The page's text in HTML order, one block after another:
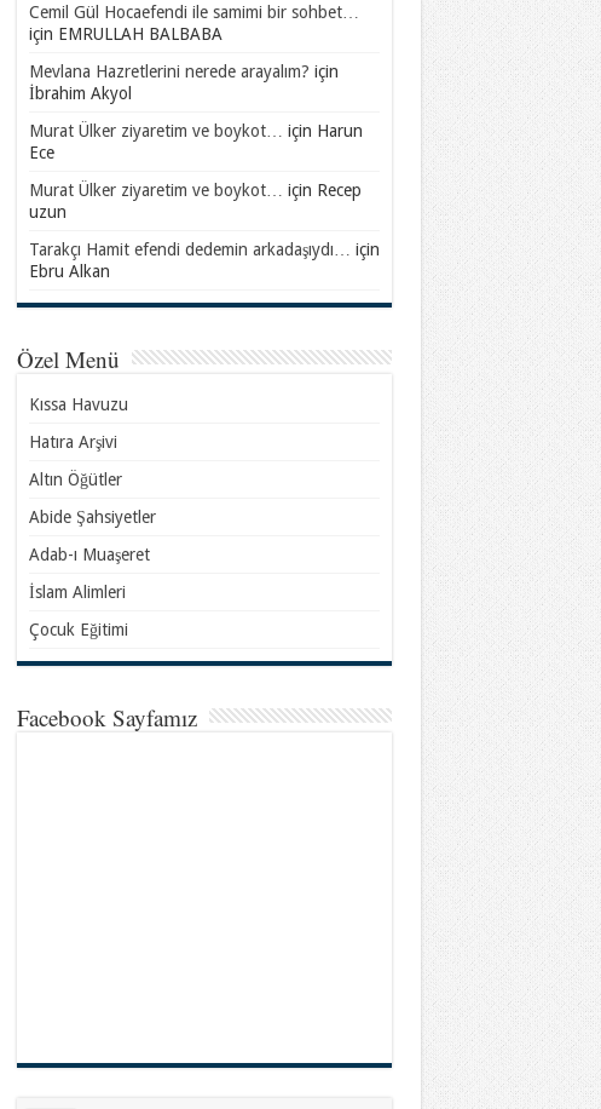
Cemil Gül Hocaefendi ile samimi bir sohbet…
için EMRULLAH BALBABA
Mevlana Hazretlerini nerede arayalım? için
İbrahim Akyol
Murat Ülker ziyaretim ve boykot…
için Harun
Ece
Murat Ülker ziyaretim ve boykot…
için Recep
uzun
Tarakçı Hamit efendi dedemin arkadaşıydı…
için
Ebru Alkan
Özel Menü
Kıssa Havuzu
Hatıra Arşivi
Altın Öğütler
Abide Şahsiyetler
Adab-ı Muaşeret
İslam Alimleri
Çocuk Eğitimi
Facebook Sayfamız